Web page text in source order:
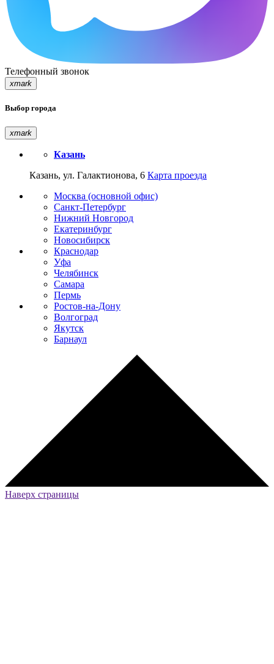
Телефонный звонок
xmark
Выбор города
xmark
Казань
Казань, ул. Галактионова, 6 Карта проезда
Москва (основной офис)
Санкт-Петербург
Нижний Новгород
Екатеринбург
Новосибирск
Краснодар
Уфа
Челябинск
Самара
Пермь
Ростов-на-Дону
Волгоград
Якутск
Барнаул
Наверх страницы